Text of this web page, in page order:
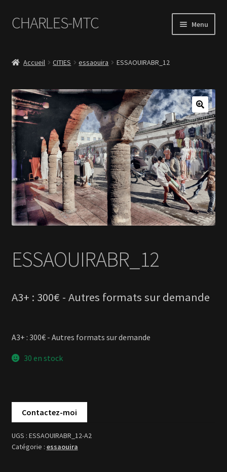
Aller
à
navigation
Aller
au
CHARLES-MTC Menu
Le Book Portfolio
Contact
Accueil CITIES essaouira ESSAOUIRABR_12
A3+ : 300€ - Autres formats sur demande
30 en stock
ESSAOUIRABR_12-A2
essaouira